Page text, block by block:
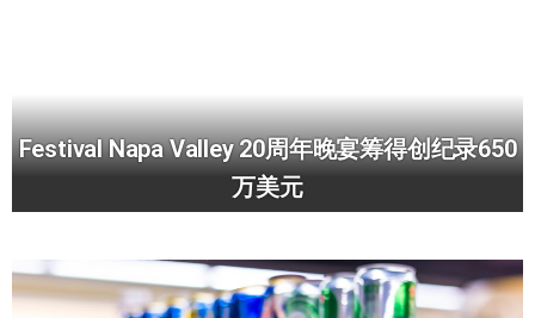
Festival Napa Valley 20周年晚宴筹得创纪录650
万美元